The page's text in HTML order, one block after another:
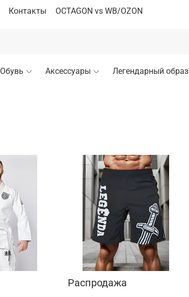
Контакты OCTAGON vs WB/OZON
Обувь Аксессуары Легендарный образ
Распродажа